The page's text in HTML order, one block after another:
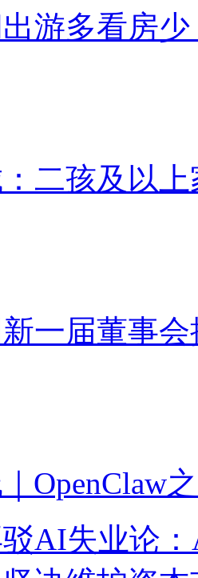
游多看房少
二孩及以上
一届董事会
OpenClaw
AI失业论